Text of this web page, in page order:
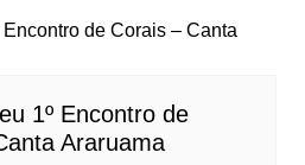
1º Encontro de
Araruama